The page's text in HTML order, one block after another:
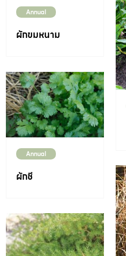
Annual
ผักขมหนาม
Annual
ผักชี